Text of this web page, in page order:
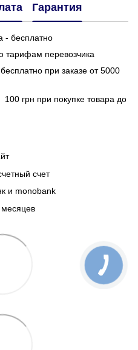
Гарантия
- бесплатно
тарифам перевозчика
при заказе от 5000
товара до
счет
и monobank
месяцев